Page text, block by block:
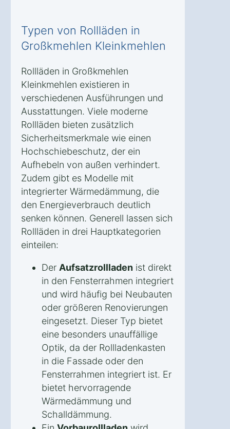
Typen von Rollläden in
Großkmehlen Kleinkmehlen
Rollläden in Großkmehlen
Kleinkmehlen existieren in
verschiedenen Ausführungen und
Ausstattungen. Viele moderne
Rollläden bieten zusätzlich
Sicherheitsmerkmale wie einen
Hochschiebeschutz, der ein
Aufhebeln von außen verhindert.
Zudem gibt es Modelle mit
integrierter Wärmedämmung, die
den Energieverbrauch deutlich
senken können. Generell lassen sich
Rollläden in drei Hauptkategorien
einteilen:
Der Aufsatzrollladen ist direkt
in den Fensterrahmen integriert
und wird häufig bei Neubauten
oder größeren Renovierungen
eingesetzt. Dieser Typ bietet
eine besonders unauffällige
Optik, da der Rollladenkasten
in die Fassade oder den
Fensterrahmen integriert ist. Er
bietet hervorragende
Wärmedämmung und
Schalldämmung.